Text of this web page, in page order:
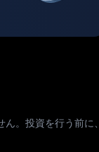
。投資を行う前に、